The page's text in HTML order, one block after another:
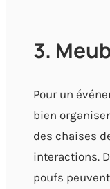
3.
Pour un
bien
des chaises
interactions.
poufs